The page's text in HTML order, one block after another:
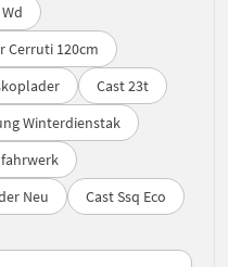
Cerruti 120cm
Cast 23t
Winterdienstak
Neu
Cast Ssq Eco